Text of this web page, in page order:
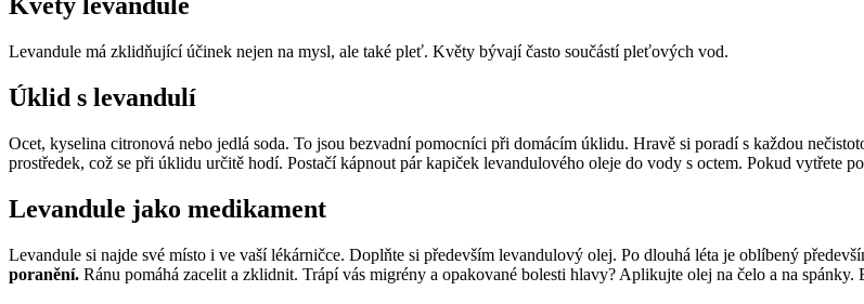
Levandule má zklidňující účinek nejen na mysl, ale také pleť. Květy bývají často součástí pleťových vod.
Úklid s levandulí
Ocet, kyselina citronová nebo jedlá soda. To jsou bezvadní pomocníci při domácím úklidu. Hravě si poradí s každou
prostředek, což se při úklidu určitě hodí. Postačí kápnout pár kapiček levandulového oleje do vody s octem. Pokud vytřete
Levandule jako medikament
Levandule si najde své místo i ve vaší lékárničce. Doplňte si především levandulový olej. Po dlouhá léta je oblíbený
poranění. Ránu pomáhá zacelit a zklidnit. Trápí vás migrény a opakované bolesti hlavy? Aplikujte olej na čelo a na